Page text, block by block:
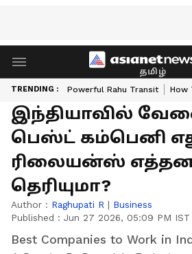
தமிழ்
TRENDING : Powerful Rahu Transit How
இந்தியாவில்
பெஸ்ட் கம்பெனி
ரிலையன்ஸ்
தெரியுமா?
Author : Raghupati R | Business
Published : Jun 27 2026, 05:09 PM IST
Best Companies to Work in